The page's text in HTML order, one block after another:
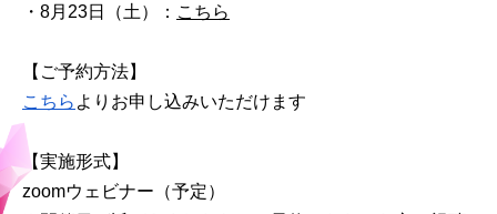
・8月23日（土）： こちら
【ご予約方法】
こちら よりお申し込みいただけます
【実施形式】
zoomウェビナー（予定）